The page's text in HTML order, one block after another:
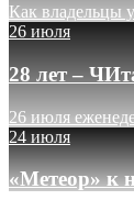
Как владельцы
26 июля
28 лет –
26 июля
24 июля
«Метеор» к